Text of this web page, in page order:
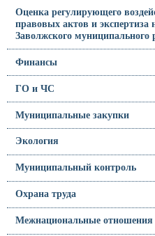
Оценка регулирующего
правовых актов и
Заволжского муниципального
Финансы
ГО и ЧС
Муниципальные закупки
Экология
Муниципальный контроль
Охрана труда
Межнациональные отношения